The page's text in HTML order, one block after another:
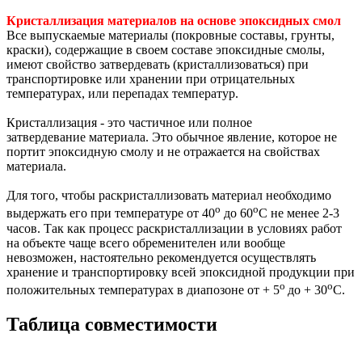
Кристаллизация материалов на основе эпоксидных смол
Все выпускаемые материалы (покровные составы, грунты,
краски), содержащие в своем составе эпоксидные смолы,
имеют свойство затвердевать (кристаллизоваться) при
транспортировке или хранении при отрицательных
температурах, или перепадах температур.
Кристаллизация - это частичное или полное
затвердевание материала. Это обычное явление, которое не
портит эпоксидную смолу и не отражается на свойствах
материала.
Для того, чтобы раскристаллизовать материал необходимо
выдержать его при температуре от 40о до 60оС не менее 2-3
часов. Так как процесс раскристаллизации в условиях работ
на объекте чаще всего обременителен или вообще
невозможен, настоятельно рекомендуется осуществлять
хранение и транспортировку всей эпоксидной продукции при
положительных температурах в диапозоне от + 5о до + 30оС.
Таблица совместимости